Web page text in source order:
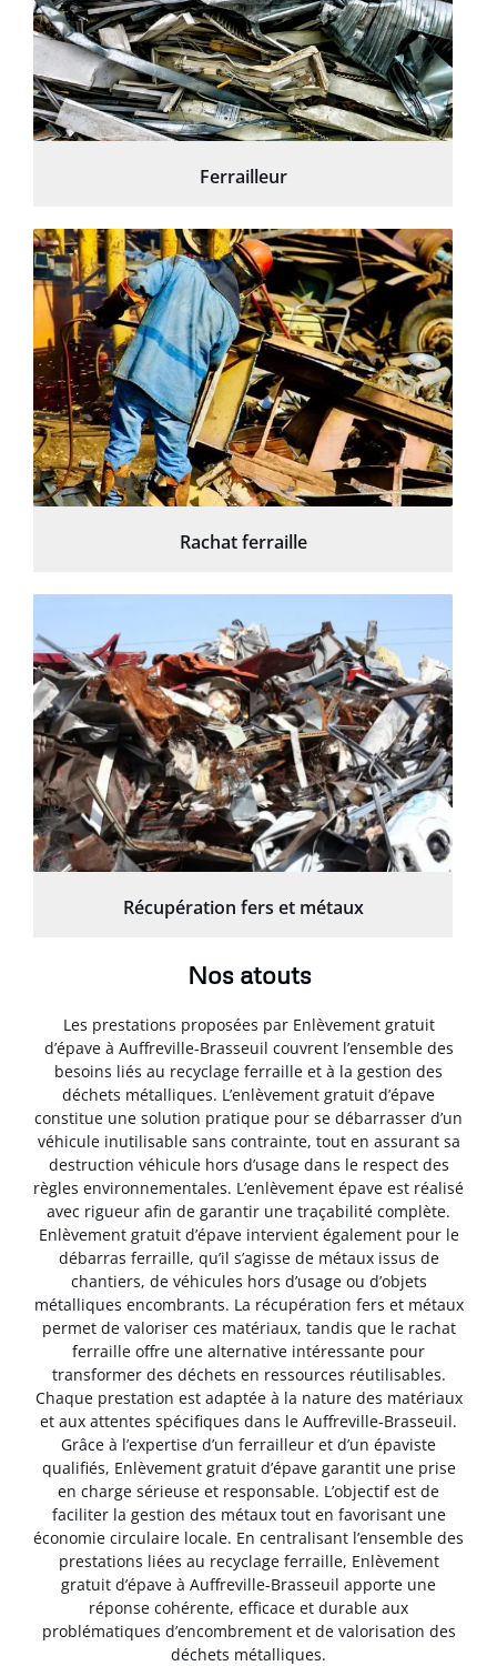
Ferrailleur
Rachat ferraille
Récupération fers et métaux
Nos atouts
Les prestations proposées par Enlèvement gratuit
d’épave à Auffreville-Brasseuil couvrent l’ensemble des
besoins liés au recyclage ferraille et à la gestion des
déchets métalliques. L’enlèvement gratuit d’épave
constitue une solution pratique pour se débarrasser d’un
véhicule inutilisable sans contrainte, tout en assurant sa
destruction véhicule hors d’usage dans le respect des
règles environnementales. L’enlèvement épave est réalisé
avec rigueur afin de garantir une traçabilité complète.
Enlèvement gratuit d’épave intervient également pour le
débarras ferraille, qu’il s’agisse de métaux issus de
chantiers, de véhicules hors d’usage ou d’objets
métalliques encombrants. La récupération fers et métaux
permet de valoriser ces matériaux, tandis que le rachat
ferraille offre une alternative intéressante pour
transformer des déchets en ressources réutilisables.
Chaque prestation est adaptée à la nature des matériaux
et aux attentes spécifiques dans le Auffreville-Brasseuil.
Grâce à l’expertise d’un ferrailleur et d’un épaviste
qualifiés, Enlèvement gratuit d’épave garantit une prise
en charge sérieuse et responsable. L’objectif est de
faciliter la gestion des métaux tout en favorisant une
économie circulaire locale. En centralisant l’ensemble des
prestations liées au recyclage ferraille, Enlèvement
gratuit d’épave à Auffreville-Brasseuil apporte une
réponse cohérente, efficace et durable aux
problématiques d’encombrement et de valorisation des
déchets métalliques.